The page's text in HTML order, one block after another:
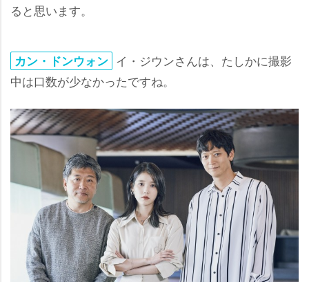
ると思います。
カン・ドンウォン イ・ジウンさんは、たしかに撮影
中は口数が少なかったですね。